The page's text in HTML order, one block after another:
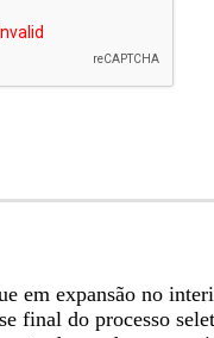
em expansão no
final do processo